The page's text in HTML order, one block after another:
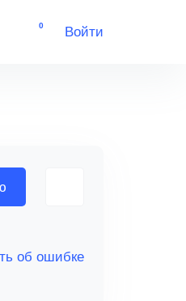
0 Войти
об ошибке